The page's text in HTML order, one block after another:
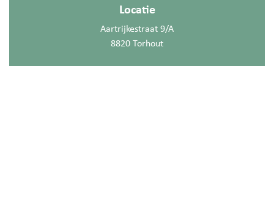
Locatie
Aartrijkestraat 9/A
8820 Torhout